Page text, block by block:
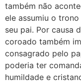
também não
ele assumiu o
seu pai. Por causa
coroado também
consagrado pelo
poderia ter
humildade e